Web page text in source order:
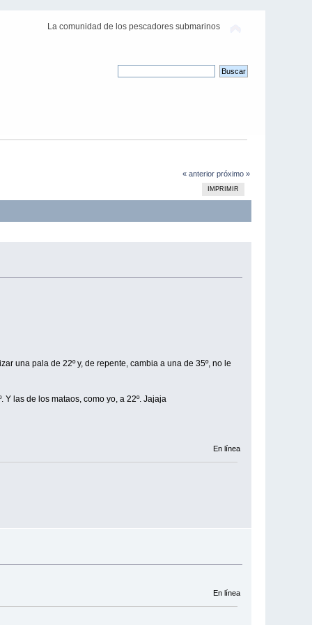
La comunidad de los pescadores submarinos
« anterior próximo »
IMPRIMIR
una pala de 22º y, de repente, cambia a una de 35º, no le
las de los mataos, como yo, a 22º. Jajaja
En línea
En línea